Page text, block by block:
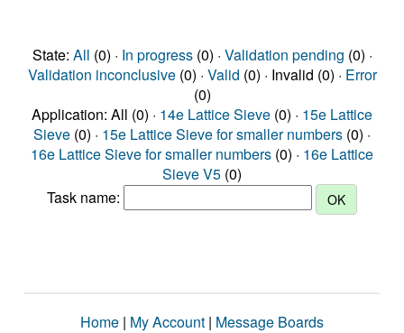
State: All (0) · In progress(0) · Validation pending (0) ·
Validation inconclusive(0) · Valid (0) · Invalid (0) · Error
(0)
Application: All (0) · 14e Lattice Sieve (0) · 15e Lattice
Sieve (0) · 15e Lattice Sieve for smaller numbers (0) ·
16e Lattice Sieve for smaller numbers (0) · 16e Lattice
Sieve V5 (0)
Task name:
Home | My Account | Message Boards